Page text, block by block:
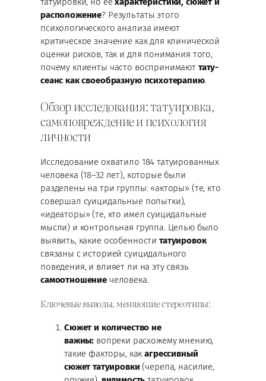
расположение? Результаты этого
психологического анализа имеют
критическое значение как для клинической
оценки рисков, так и для понимания того,
почему клиенты часто воспринимают тату-
сеанс как своеобразную психотерапию.
Обзор исследования: татуировка,
самоповреждение и психология
личности
Исследование охватило 184 татуированных
человека (18–32 лет), которые были
разделены на три группы: «акторы» (те, кто
совершал суицидальные попытки),
«идеаторы» (те, кто имел суицидальные
мысли) и контрольная группа. Целью было
выявить, какие особенности татуировок
связаны с историей суицидального
поведения, и влияет ли на эту связь
самоотношение человека.
Ключевые выводы, меняющие стереотипы:
Сюжет и количество не
важны: вопреки расхожему мнению,
такие факторы, какагрессивный
сюжет татуировки (черепа, насилие,